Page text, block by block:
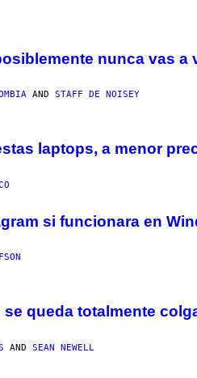
nunca vas a
AND STAFF DE NOISEY
laptops, a menor
si funcionara en
se queda totalmente
AND SEAN NEWELL